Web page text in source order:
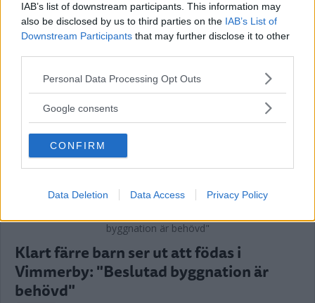
IAB’s list of downstream participants. This information may
also be disclosed by us to third parties on the IAB’s List of
Downstream Participants that may further disclose it to other
Please note that this website/app uses one or more Google
not limited to your visit or usage behaviour. You may click to
use your data for below specified purposes in below Google
consent section.
Personal Data Processing Opt Outs
Google consents
CONFIRM
Data Deletion Data Access Privacy Policy
Annons:
Fortsatt stort underskott för BUN – "Får
inte helårseffekt"
POLITIK 30 augusti 2019 04.00
Klart färre barn ser ut att födas i
Vimmerby: "Beslutad byggnation är
behövd"